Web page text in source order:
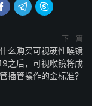
 
下一篇
么购买可视硬性喉镜
之后，可视喉镜将成
插管操作的金标准？